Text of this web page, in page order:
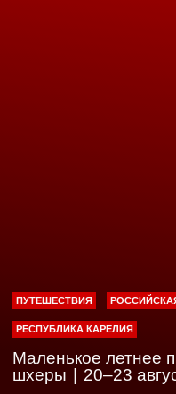
ПУТЕШЕСТВИЯ
РЕСПУБЛИКА КАРЕЛИЯ
Маленькое летнее
шхеры
20–23